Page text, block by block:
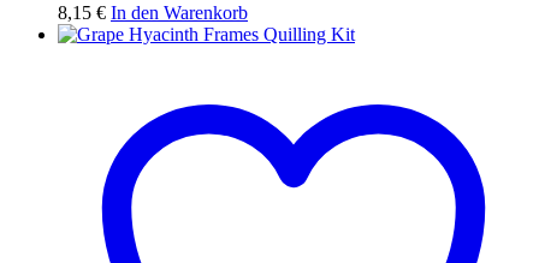
8,15 € In den Warenkorb